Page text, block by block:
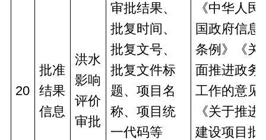
20
批准
结果
信息
洪水
影响
评价
审批
审批结果、
批复时间、
批复文号、
批复文件标
题、项目名
称、项目统
一代码等
《中华人民
国政府信息
条例》《关
面推进政务
工作的意见
《关于推进
建设项目批